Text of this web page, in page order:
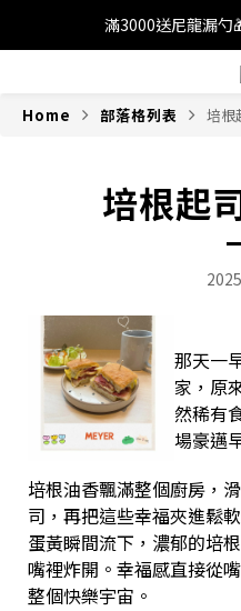
滿1200
滿3000送尼龍漏勺
滿1200
Home 部落格列表 培根
培根起
那天一
家，原
然稀有
場豪邁
培根油香飄滿整個廚房，
司，再把這些幸福夾進鬆
蛋黃瞬間流下，濃郁的培
嘴裡炸開。幸福感直接從
整個快樂宇宙。